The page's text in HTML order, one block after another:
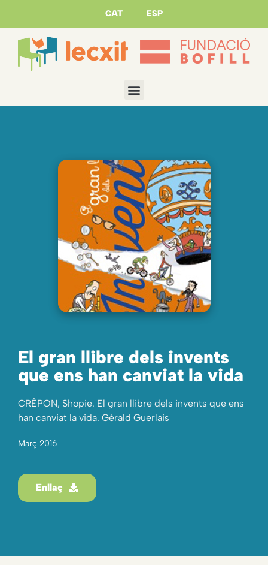
CAT ESP
El gran llibre dels invents
que ens han canviat la vida
CRÉPON, Shopie. El gran llibre dels invents que ens
han canviat la vida. Gérald Guerlais
Març 2016
Enllaç